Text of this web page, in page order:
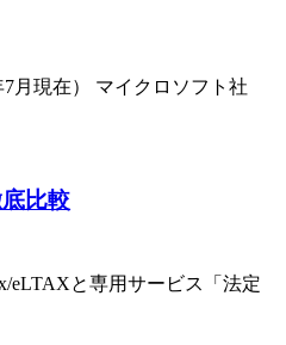
月現在） マイクロソフト社
比較
eLTAXと専用サービス「法定